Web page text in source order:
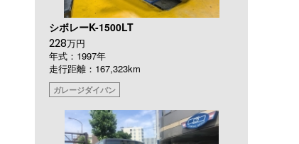
シボレーK-1500LT
228万円
年式：1997年
走行距離：167,323km
ガレージダイバン